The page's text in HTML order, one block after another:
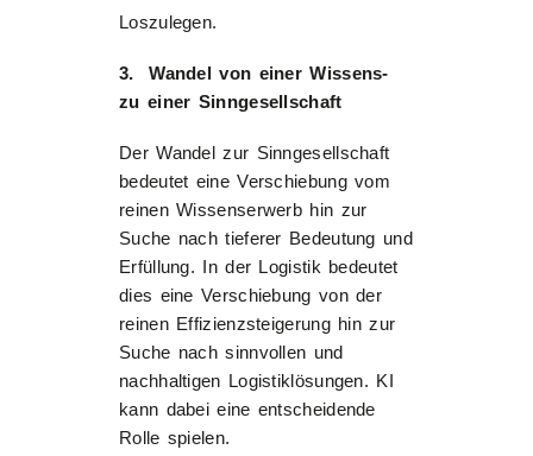
Loszulegen.
3. Wandel von einer Wissens-
zu einer Sinngesellschaft
Der Wandel zur Sinngesellschaft
bedeutet eine Verschiebung vom
reinen Wissenserwerb hin zur
Suche nach tieferer Bedeutung und
Erfüllung. In der Logistik bedeutet
dies eine Verschiebung von der
reinen Effizienzsteigerung hin zur
Suche nach sinnvollen und
nachhaltigen Logistiklösungen. KI
kann dabei eine entscheidende
Rolle spielen.